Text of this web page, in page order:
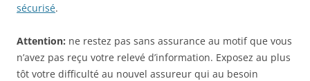
sécurisé.
Attention: ne restez pas sans assurance au motif que vous
n’avez pas reçu votre relevé d’information. Exposez au plus
tôt votre difficulté au nouvel assureur qui au besoin